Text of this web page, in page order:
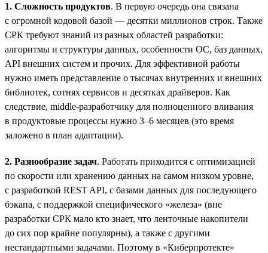
1. Сложность продуктов. В первую очередь она связана
с огромной кодовой базой — десятки миллионов строк. Также
СРК требуют знаний из разных областей разработки:
алгоритмы и структуры данных, особенности ОС, баз данных,
API внешних систем и прочих. Для эффективной работы
нужно иметь представление о тысячах внутренних и внешних
библиотек, сотнях сервисов и десятках драйверов. Как
следствие, middle-разработчику для полноценного вливания
в продуктовые процессы нужно 3–6 месяцев (это время
заложено в план адаптации).
2. Разнообразие задач. Работать приходится с оптимизацией
по скорости или хранению данных на самом низком уровне,
с разработкой REST API, с базами данных для последующего
бэкапа, с поддержкой специфического «железа» (вне
разработки СРК мало кто знает, что ленточные накопители
до сих пор крайне популярны), а также с другими
нестандартными задачами. Поэтому в «Киберпротекте»